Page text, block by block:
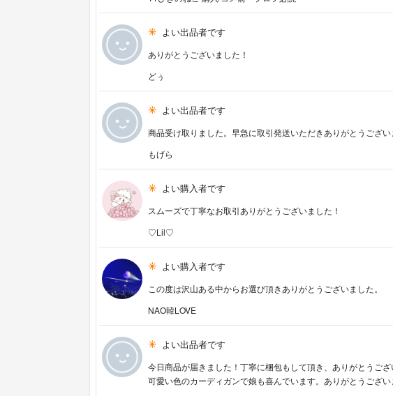
よい出品者です
ありがとうございました！
どぅ
よい出品者です
商品受け取りました。早急に取引発送いただきありがとうござ
もげら
よい購入者です
スムーズで丁寧なお取引ありがとうございました！
♡Lil♡
よい購入者です
この度は沢山ある中からお選び頂きありがとうございました。
NAO韓LOVE
よい出品者です
今日商品が届きました！丁寧に梱包もして頂き、ありがとうござ
可愛い色のカーディガンで娘も喜んでいます。ありがとうござ